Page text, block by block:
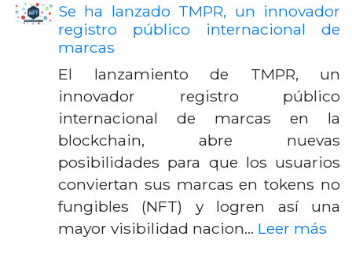
Se ha lanzado TMPR, un innovador
registro público internacional de
marcas
El lanzamiento de TMPR, un
innovador registro público
internacional de marcas en la
blockchain, abre nuevas
posibilidades para que los usuarios
conviertan sus marcas en tokens no
fungibles (NFT) y logren así una
mayor visibilidad nacion… Leer más